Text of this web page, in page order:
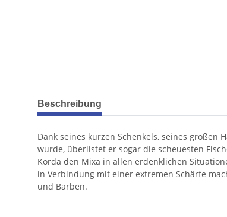
weitere Registerkarten anzeigen
Beschreibung
Dank seines kurzen Schenkels, seines
wurde, überlistet er sogar die scheuesten
Korda den Mixa in allen erdenklichen
in Verbindung mit einer extremen Schärfe
und Barben.